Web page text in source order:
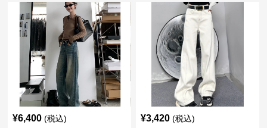
¥6,400 (税込) ¥3,420 (税込)